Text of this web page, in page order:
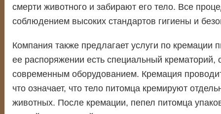
смерти животного и забирают его тело. Все
соблюдением высоких стандартов гигиены и
Компания также предлагает услуги по кремации
ее распоряжении есть специальный крематорий,
современным оборудованием. Кремация
что означает, что тело питомца кремируют
животных. После кремации, пепел питомца